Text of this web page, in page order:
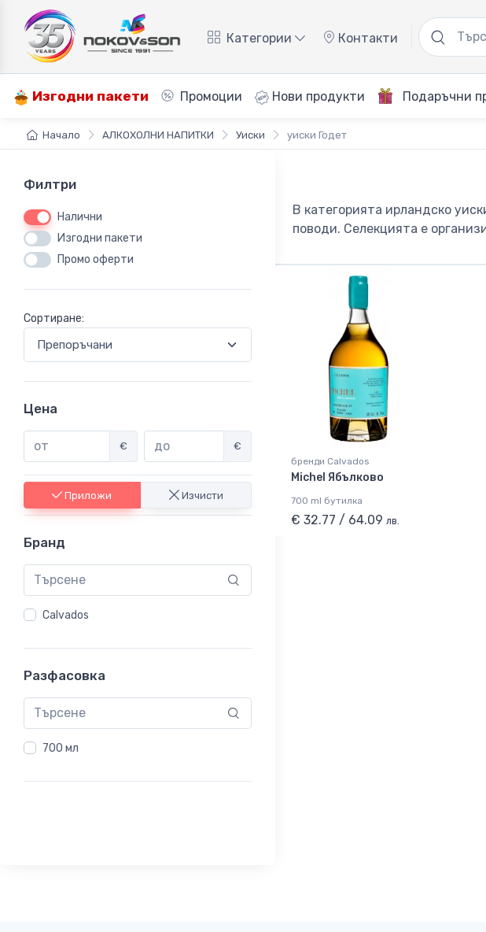
Категории Контакти
Изгодни пакети Промоции Нови продукти Подаръчни
Начало АЛКОХОЛНИ НАПИТКИ Уиски уиски Годет
Филтри
Налични
Изгодни пакети
Промо оферти
Сортиране:
Цена
€ €
Приложи Изчисти
Бранд
Calvados
Разфасовка
700 мл
В категорията ирландско
поводи. Селекцията е
бренди Calvados
Michel Ябълково
700 ml бутилка
€ 32.77 / 64.09 лв.